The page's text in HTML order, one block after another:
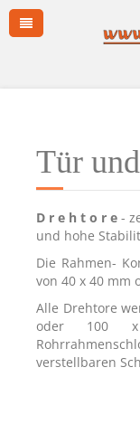
Tür
D r e h t o r e -
und hohe
Die Rahmen-
von 40 x 40 mm
Alle Drehtore
oder 100 x
verstellbaren